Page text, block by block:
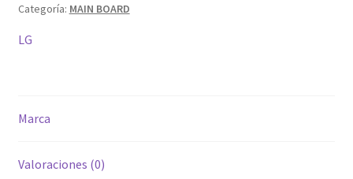
Categoría: MAIN BOARD
LG
Marca
Valoraciones (0)